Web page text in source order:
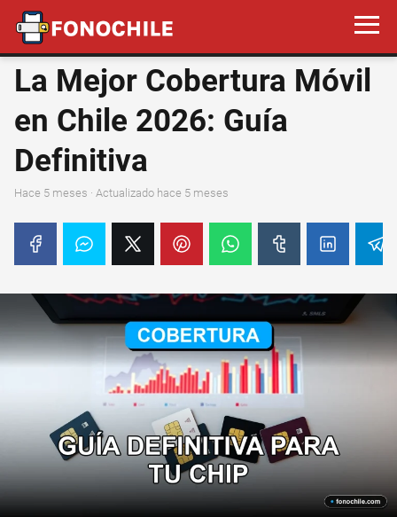
La Mejor Cobertura Móvil
en Chile 2026: Guía
Definitiva
hace 5 meses · Actualizado hace 5 meses